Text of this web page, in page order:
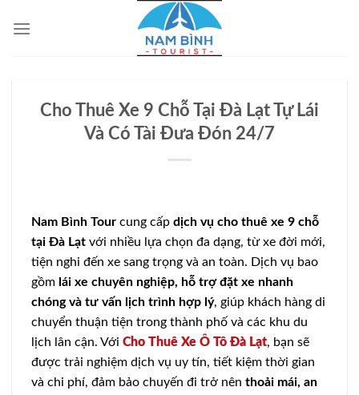
qua
Cho Thuê Xe 9 Chỗ Tại Đà Lạt Tự Lái
Và Có Tài Đưa Đón 24/7
Nam Bình Tour cung cấp dịch vụ cho thuê xe 9 chỗ
tại Đà Lạt với nhiều lựa chọn đa dạng, từ xe đời mới,
tiện nghi đến xe sang trọng và an toàn. Dịch vụ bao
gồm lái xe chuyên nghiệp, hỗ trợ đặt xe nhanh
chóng và tư vấn lịch trình hợp lý, giúp khách hàng di
chuyển thuận tiện trong thành phố và các khu du
lịch lân cận. Với Cho Thuê Xe Ô Tô Đà Lạt, bạn sẽ
được trải nghiệm dịch vụ uy tín, tiết kiệm thời gian
và chi phí, đảm bảo chuyến đi trở nên thoải mái, an